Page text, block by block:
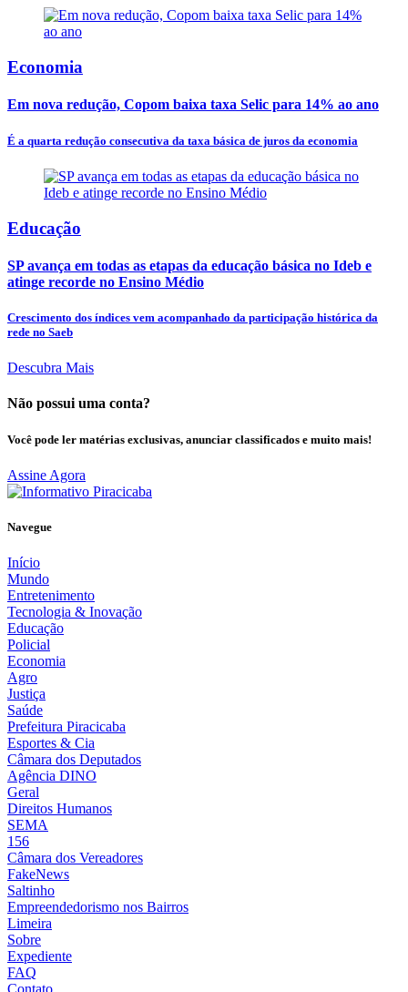
Economia
Em nova redução, Copom baixa taxa Selic para 14% ao ano
É a quarta redução consecutiva da taxa básica de juros da economia
Educação
SP avança em todas as etapas da educação básica no Ideb e
atinge recorde no Ensino Médio
Crescimento dos índices vem acompanhado da participação histórica da
rede no Saeb
Descubra Mais
Não possui uma conta?
Você pode ler matérias exclusivas, anunciar classificados e muito mais!
Assine Agora
Navegue
Início
Mundo
Entretenimento
Tecnologia & Inovação
Educação
Policial
Economia
Agro
Justiça
Saúde
Prefeitura Piracicaba
Esportes & Cia
Câmara dos Deputados
Agência DINO
Geral
Direitos Humanos
SEMA
156
Câmara dos Vereadores
FakeNews
Saltinho
Empreendedorismo nos Bairros
Limeira
Sobre
Expediente
FAQ
Contato